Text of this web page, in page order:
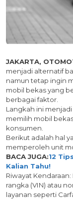
JAKARTA,
menjadi alternatif
namun tetap ingin
mobil bekas yang
berbagai faktor.
Langkah ini
memilih mobil
konsumen.
Berikut adalah hal
memperoleh unit
BACA JUGA:12
Kalian Tahu!
Riwayat
rangka (VIN) atau
layanan seperti